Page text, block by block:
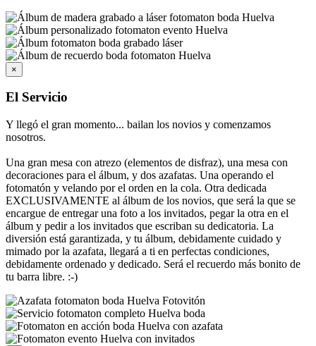
×
El Servicio
Y llegó el gran momento... bailan los novios y comenzamos
nosotros.
Una gran mesa con atrezo (elementos de disfraz), una mesa con
decoraciones para el álbum, y dos azafatas. Una operando el
fotomatón y velando por el orden en la cola. Otra dedicada
EXCLUSIVAMENTE al álbum de los novios, que será la que se
encargue de entregar una foto a los invitados, pegar la otra en el
álbum y pedir a los invitados que escriban su dedicatoria. La
diversión está garantizada, y tu álbum, debidamente cuidado y
mimado por la azafata, llegará a ti en perfectas condiciones,
debidamente ordenado y dedicado. Será el recuerdo más bonito de
tu barra libre. :-)